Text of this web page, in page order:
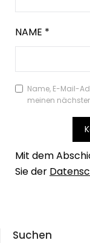
NAME *
Name, E-Mail-
meinen
Mit dem
Sie der
Suchen